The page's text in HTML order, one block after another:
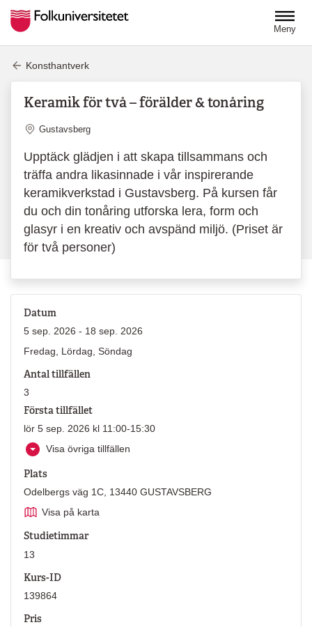
Meny
Konsthantverk
Keramik för två – förälder & tonåring
Plats
Gustavsberg
Upptäck glädjen i att skapa tillsammans och
träffa andra likasinnade i vår inspirerande
keramikverkstad i Gustavsberg. På kursen får
du och din tonåring utforska lera, form och
glasyr i en kreativ och avspänd miljö. (Priset är
för två personer)
Datum
5 sep. 2026 - 18 sep. 2026
Fredag, Lördag, Söndag
Antal tillfällen
3
Första tillfället
lör 5 sep. 2026 kl 11:00-15:30
Visa övriga tillfällen
Plats
Odelbergs väg 1C, 13440 GUSTAVSBERG
Visa på karta
Studietimmar
13
Kurs-ID
139864
Pris